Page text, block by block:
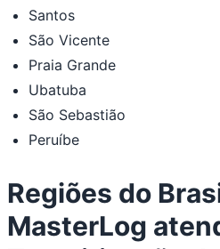
Santos
São Vicente
Praia Grande
Ubatuba
São Sebastião
Peruíbe
Regiões do
MasterLog